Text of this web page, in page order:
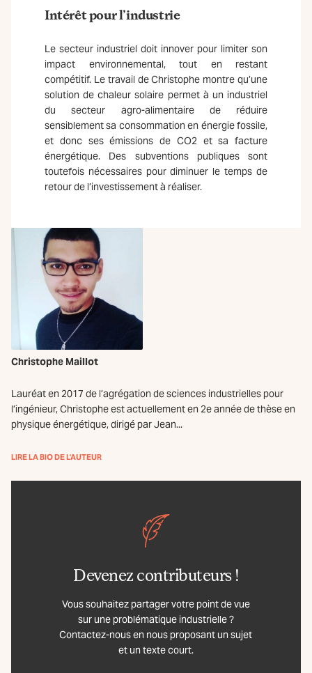
Intérêt pour l’industrie
Le secteur industriel doit innover pour limiter son
impact environnemental, tout en restant
compétitif. Le travail de Christophe montre qu’une
solution de chaleur solaire permet à un industriel
du secteur agro-alimentaire de réduire
sensiblement sa consommation en énergie fossile,
et donc ses émissions de CO2 et sa facture
énergétique. Des subventions publiques sont
toutefois nécessaires pour diminuer le temps de
retour de l’investissement à réaliser.
Christophe Maillot
Lauréat en 2017 de l’agrégation de sciences industrielles pour
l’ingénieur, Christophe est actuellement en 2e année de thèse en
physique énergétique, dirigé par Jean...
LIRE LA BIO DE L'AUTEUR
Devenez contributeurs !
Vous souhaitez partager votre point de vue
sur une problématique industrielle ?
Contactez-nous en nous proposant un sujet
et un texte court.